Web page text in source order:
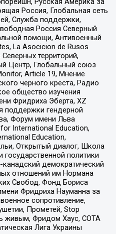
Россия, Глобальная сеть
Служба поддержки,
Россия Северный
помощи, Антивоенный
La Asocicion de Rusos
территорий,
Центр, Глобальный союз
Article 19, Мнение
черного креста, Радио
общество изучения
Фридриха Эберта, XZ
поддержки гендерной
Форум имени Льва
International Education,
Education,
Открытый диалог, Школа
политики
демократический
отношений им Нормана
Свобод, Фонд Бориса
Фридриха Науманна за
сопротивление,
Прометей, Stop
живым, Фридом Хаус, СОТА
Лига Украины